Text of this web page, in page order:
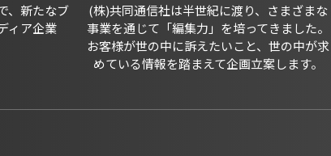
、新たなブ
ィア企業
(株)共同通信社は半世紀に渡り、さまざまな
事業を通じて「編集力」を培ってきました。
お客様が世の中に訴えたいこと、世の中が求
めている情報を踏まえて企画立案します。